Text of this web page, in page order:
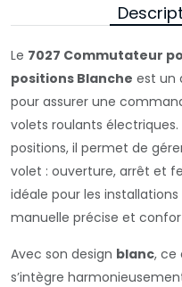
Le 7027 Commutateur
positions Blanche est un
pour assurer une
volets roulants
positions, il permet de
volet : ouverture, arrêt et
idéale pour les
manuelle précise et
Avec son design blanc, ce
s’intègre